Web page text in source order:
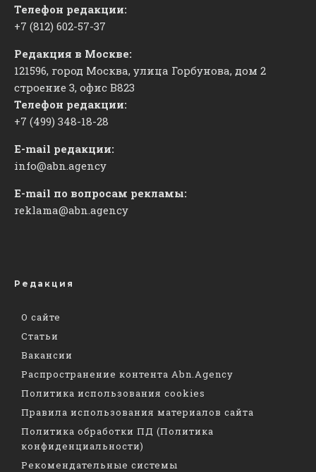
Телефон редакции:
+7 (812) 602-57-37
Редакция в Москве:
121596, город Москва, улица Горбунова, дом 2
строение 3, офис ​В823
Телефон редакции:
+7 (499) 348-18-28
E-mail редакции:
info@abn.agency
E-mail по вопросам рекламы:
reklama@abn.agency
Редакция
О сайте
Статьи
Вакансии
Распространение контента Abn.Agency
Политика использования cookies
Правила использования материалов сайта
Политика обработки ПД (Политика
конфиденциальности)
Рекомендательные системы